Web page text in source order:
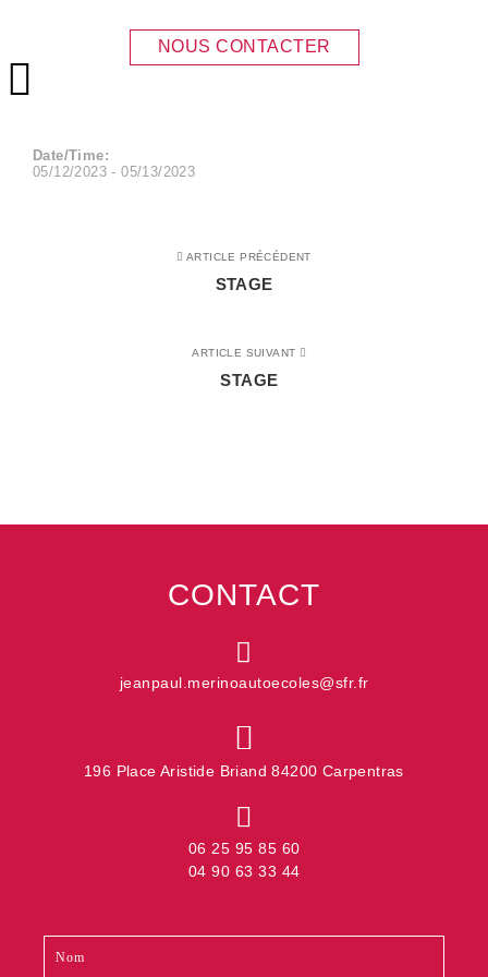
Menu principal
NOUS CONTACTER
STAGE
Date/Time:
05/12/2023 - 05/13/2023
ARTICLE PRÉCÉDENT
STAGE
ARTICLE SUIVANT
STAGE
CONTACT
jeanpaul.merinoautoecoles@sfr.fr
196 Place Aristide Briand 84200 Carpentras
06 25 95 85 60
04 90 63 33 44
footer
vous